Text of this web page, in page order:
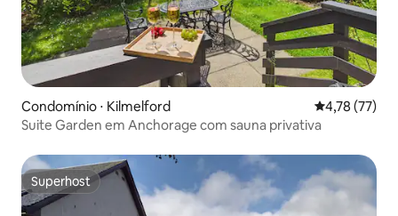
Condomínio ⋅ Kilmelford 4,78 de uma
4,78 (77)
Suite Garden em Anchorage com sauna privativa
Superhost
Superhost